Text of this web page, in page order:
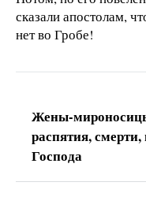
сказали апостолам,
нет во Гробе!
Жены-
распятия,
Господа